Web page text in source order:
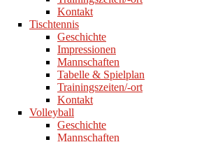
Kontakt
Tischtennis
Geschichte
Impressionen
Mannschaften
Tabelle & Spielplan
Trainingszeiten/-ort
Kontakt
Volleyball
Geschichte
Mannschaften